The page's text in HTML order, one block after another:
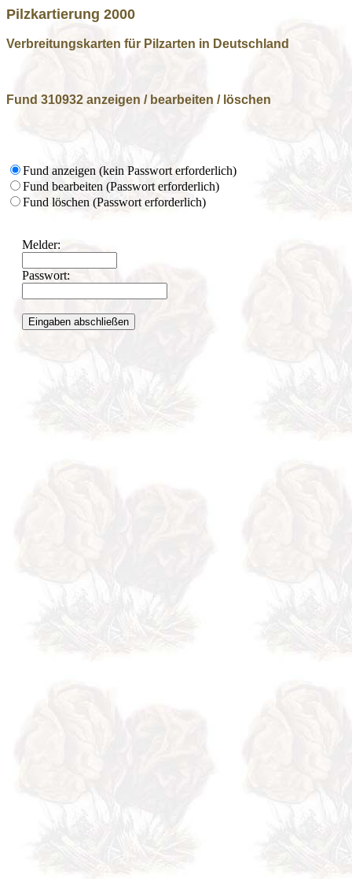
Pilzkartierung 2000
Verbreitungskarten für Pilzarten in Deutschland
Fund 310932 anzeigen / bearbeiten / löschen
Fund anzeigen (kein Passwort erforderlich)
Fund bearbeiten (Passwort erforderlich)
Fund löschen (Passwort erforderlich)
Melder:
Passwort: